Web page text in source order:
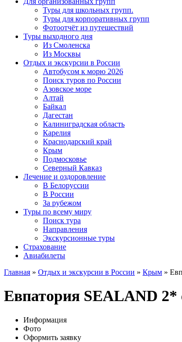
Туры для школьных групп.
Туры для корпоративных групп
Фотоотчёт из путешествий
Туры выходного дня
Из Смоленска
Из Москвы
Отдых и экскурсии в России
Автобусом к морю 2026
Поиск туров по России
Азовское море
Алтай
Байкал
Дагестан
Калиниградская область
Карелия
Краснодарский край
Крым
Подмосковье
Северный Кавказ
Лечение и оздоровление
В Белоруссии
В России
За рубежом
Туры по всему миру
Поиск тура
Направления
Экскурсионные туры
Страхование
Авиабилеты
Главная » Отдых и экскурсии в России » Крым »
Евпатория SEALAND
Информация
Фото
Оформить заявку